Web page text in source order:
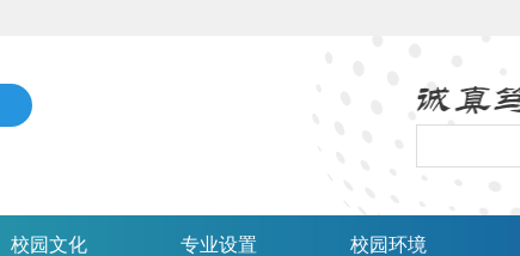
校园文化 专业设置 校园环境